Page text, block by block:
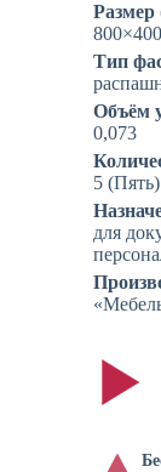
Тип
Объём
0,073
5 (Пять)
для